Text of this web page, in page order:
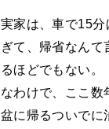
家は、車で15分
て、帰省なんて
ほどでもない。
わけで、ここ
盆に帰るついで